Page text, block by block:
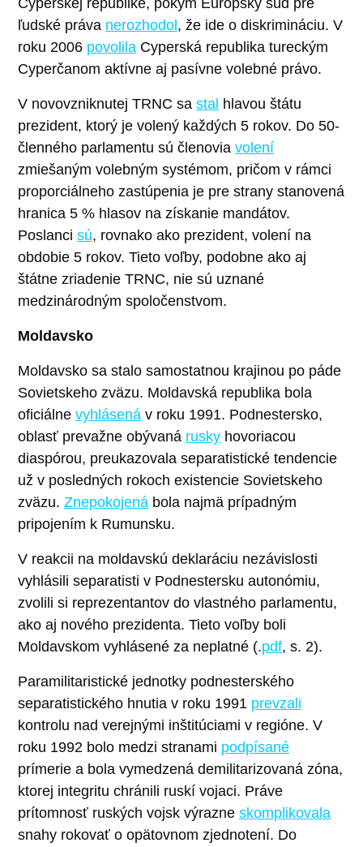
ľudské práva nerozhodol, že ide o diskrimináciu. V
roku 2006 povolila Cyperská republika tureckým
Cyperčanom aktívne aj pasívne volebné právo.
V novovzniknutej TRNC sa stal hlavou štátu
prezident, ktorý je volený každých 5 rokov. Do 50-
členného parlamentu sú členovia volení
zmiešaným volebným systémom, pričom v rámci
proporciálneho zastúpenia je pre strany stanovená
hranica 5 % hlasov na získanie mandátov.
Poslanci sú, rovnako ako prezident, volení na
obdobie 5 rokov. Tieto voľby, podobne ako aj
štátne zriadenie TRNC, nie sú uznané
medzinárodným spoločenstvom.
Moldavsko
Moldavsko sa stalo samostatnou krajinou po páde
Sovietskeho zväzu. Moldavská republika bola
oficiálne vyhlásená v roku 1991. Podnestersko,
oblasť prevažne obývaná rusky hovoriacou
diaspórou, preukazovala separatistické tendencie
už v posledných rokoch existencie Sovietskeho
zväzu. Znepokojená bola najmä prípadným
pripojením k Rumunsku.
V reakcii na moldavskú deklaráciu nezávislosti
vyhlásili separatisti v Podnestersku autonómiu,
zvolili si reprezentantov do vlastného parlamentu,
ako aj nového prezidenta. Tieto voľby boli
Moldavskom vyhlásené za neplatné (.pdf, s. 2).
Paramilitaristické jednotky podnesterského
separatistického hnutia v roku 1991 prevzali
kontrolu nad verejnými inštitúciami v regióne. V
roku 1992 bolo medzi stranami podpísané
prímerie a bola vymedzená demilitarizovaná zóna,
ktorej integritu chránili ruskí vojaci. Práve
prítomnosť ruských vojsk výrazne skomplikovala
snahy rokovať o opätovnom zjednotení. Do